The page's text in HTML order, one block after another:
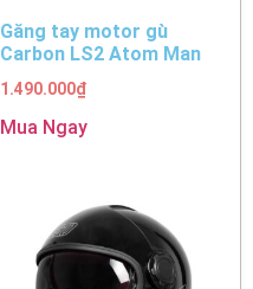
Găng tay motor gù
Carbon LS2 Atom Man
1.490.000₫
Mua Ngay